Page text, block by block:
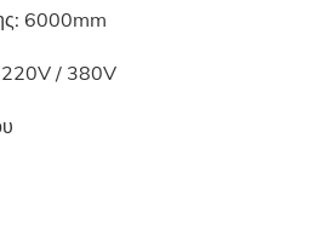
6000mm
/ 380V